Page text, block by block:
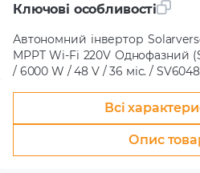
Ключові особливості
Автономний інвертор
MPPT Wi-Fi 220V Однофазний
/ 6000 W / 48 V / 36 міс. /
Всі
Опис